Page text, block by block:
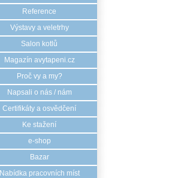
Reference
Výstavy a veletrhy
Salon kotlů
Magazín avytapeni.cz
Proč vy a my?
Napsali o nás / nám
Certifikáty a osvědčení
Ke stažení
e-shop
Bazar
Nabídka pracovních míst